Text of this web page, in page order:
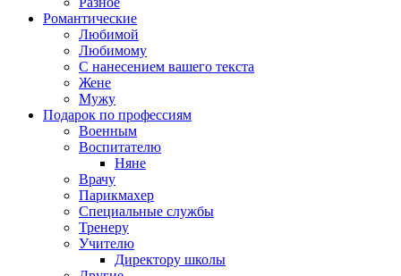
Романтические
Любимой
Любимому
С нанесением вашего текста
Жене
Мужу
Подарок по профессиям
Военным
Воспитателю
Няне
Врачу
Парикмахер
Специальные службы
Тренеру
Учителю
Директору школы